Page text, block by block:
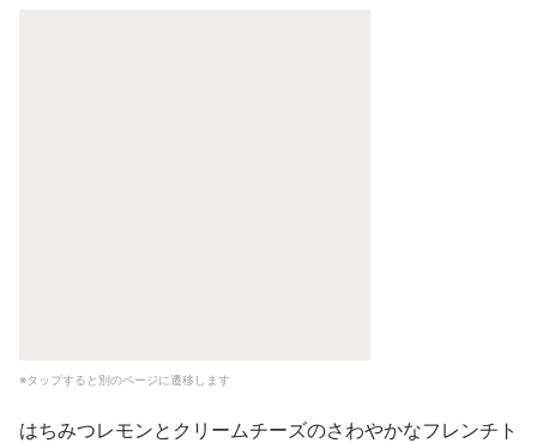
※タップすると別のページに遷移します
はちみつレモンとクリームチーズのさわやかなフレンチト